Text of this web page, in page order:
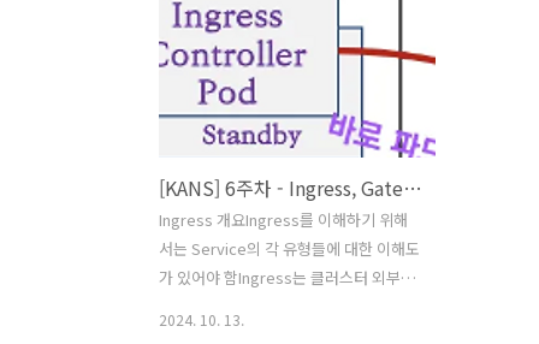
(트래픽 라우팅, TLS 터미네이션 등)은 모
두 Envoy의 기능을 기반으로 함Istio 컨
트롤 플레인은 단지 Envoy의 설정을 관
리하는 역할만 수행하며, 실제 모든 프록
시 기능은 Envoy가 담당Envoy 프록시
소개와 핵심 원칙Envoy 프록시 배경
2016년 9월에 오픈 소스로 공개
CNCF(Cloud Native Computing
Foundation)에 빠르게 합류C++로 작성
되어 높은 성능 제공높..
[KANS] 6주차 - Ingress, Gateway API
Ingress 개요Ingress를 이해하기 위해
서는 Service의 각 유형들에 대한 이해도
가 있어야 함Ingress는 클러스터 외부에
2024. 10. 13.